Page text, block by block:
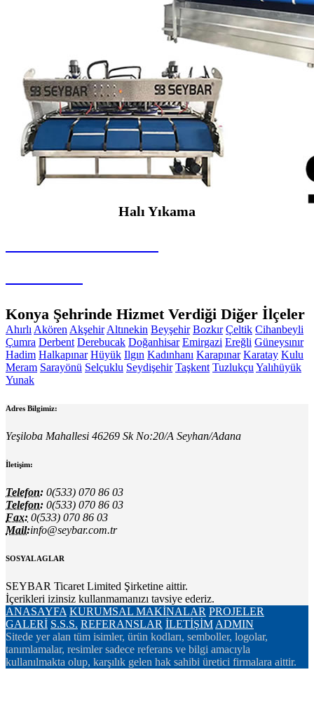
Halı Yıkama
Konya Şehrinde Hizmet Verdiği Diğer İlçeler
Ahırlı Akören Akşehir Altınekin Beyşehir Bozkır Çeltik Cihanbeyli
Çumra Derbent Derebucak Doğanhisar Emirgazi Ereğli Güneysınır
Hadim Halkapınar Hüyük Ilgın Kadınhanı Karapınar Karatay Kulu
Meram Sarayönü Selçuklu Seydişehir Taşkent Tuzlukçu Yalıhüyük
Yunak
Adres Bilgimiz:
Yeşiloba Mahallesi 46269 Sk No:20/A Seyhan/Adana
İletişim:
Telefon: 0(533) 070 86 03
Telefon: 0(533) 070 86 03
Fax: 0(533) 070 86 03
Mail:info@seybar.com.tr
SOSYAL AGLAR
SEYBAR Ticaret Limited Şirketine aittir.
İçerikleri izinsiz kullanmamanızı tavsiye ederiz.
ANASAYFA KURUMSAL MAKİNALAR PROJELER
GALERİ S.S.S. REFERANSLAR İLETİŞİM ADMIN
Sitede yer alan tüm isimler, ürün kodları, semboller, logolar,
tanımlamalar, resimler sadece referans ve bilgi amacıyla
kullanılmakta olup, karşılık gelen hak sahibi üretici firmalara aittir.